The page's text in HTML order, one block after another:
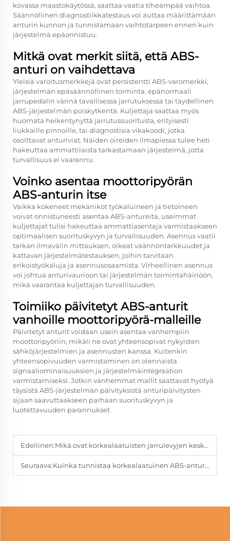
kovassa maastokäytössä, saattaa vaatia tiheämpää vaihtoa.
Säännöllinen diagnostiikkatestaus voi auttaa määrittämään
anturin kunnon ja tunnistamaan vaihtotarpeen ennen kuin
järjestelmä epäonnistuu.
Mitkä ovat merkit siitä, että ABS-
anturi on vaihdettava
Yleisiä varoitusmerkkejä ovat persistentti ABS-varomerkki,
järjestelmän epäsäännöllinen toiminta, epänormaali
jarrupedalin värinä tavallisessa jarrutuksessa tai täydellinen
ABS-järjestelmän poiskytkentä. Kuljettaja saattaa myös
huomata heikentynyttä jarrutussuoritusta, erityisesti
liukkaille pinnoille, tai diagnostisia vikakoodi, jotka
osoittavat anturiviat. Näiden oireiden ilmapiessa tulee heti
hakeuttaa ammattilaista tarkastamaan järjestelmä, jotta
turvallisuus ei vaarannu.
Voinko asentaa moottoripyörän
ABS-anturin itse
Vaikka kokeneet mekanikot työkaluineen ja tietoineen
voivat onnistuneesti asentaa ABS-antureita, useimmat
kuljettajat tulisi hakeuttaa ammattiasentaja varmistaakseen
optimaalisen suorituskyvyn ja turvallisuuden. Asennus vaatii
tarkan ilmavälin mittauksen, oikeat väännöntarkkuudet ja
kattavan järjestelmätestauksen, joihin tarvitaan
erikoistyökaluja ja asennusosaamista. Virheellinen asennus
voi johtua anturivaurioon tai järjestelmän toimintahäiriöön,
mikä vaarantaa kuljettajan turvallisuuden.
Toimiiko päivitetyt ABS-anturit
vanhoille moottoripyörä-malleille
Päivitetyt anturit voidaan usein asentaa vanhempiin
moottoripyöriin, mikäli ne ovat yhteensopivat nykyisten
sähköjärjestelmien ja asennusten kanssa. Kuitenkin
yhteensopivuuden varmistaminen on olennaista
signaaliominaisuuksien ja järjestelmäintegraation
varmistamiseksi. Jotkin vanhemmat mallit saattavat hyötyä
täysistä ABS-järjestelmän päivityksistä anturipäivitysten
sijaan saavuttaakseen parhaan suorituskyvyn ja
luotettavuuden parannukset.
Edellinen:Mikä ovat korkealaatuisten jarrulevyjen keskeiset edut
Seuraava:Kuinka tunnistaa korkealaatuinen ABS-anturi luotettavaa suorituskykyä varten